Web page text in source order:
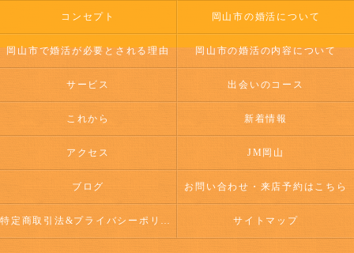
コンセプト 岡山市の婚活について
岡山市で婚活が必要とされる理由 岡山市の婚活の内容について
サービス 出会いのコース
これから 新着情報
アクセス JM岡山
ブログ お問い合わせ・来店予約はこちら
特定商取引法&プライバシーポリシー サイトマップ